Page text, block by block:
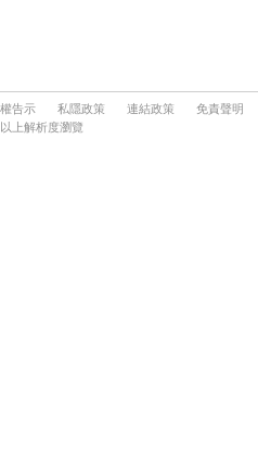
告示 私隱政策 連結政策
免責聲明
上解析度瀏覽